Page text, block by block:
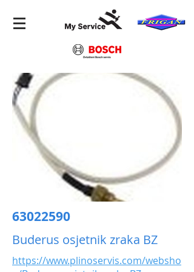
63022590
Buderus osjetnik zraka BZ
https://www.plinoservis.com/websho